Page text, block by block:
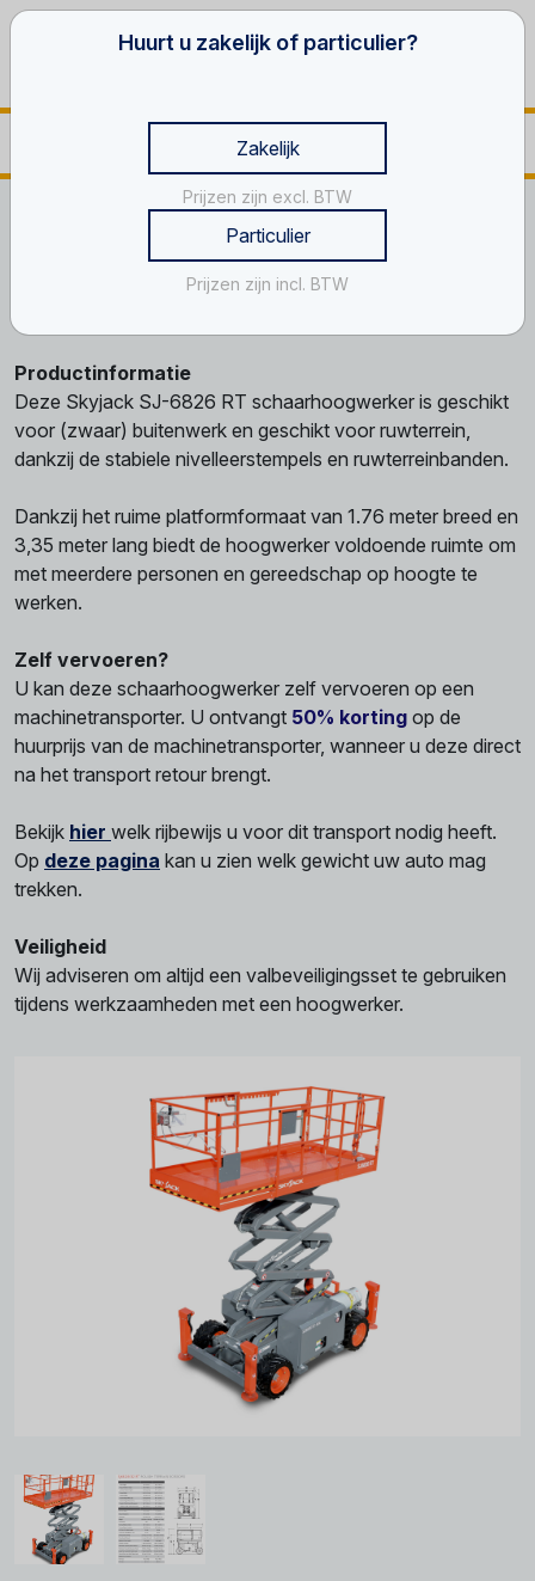
Werken op hoogte
Schaar hoogwerkers
Schaar, 10 m, ruwterrein
Productinformatie
Deze Skyjack SJ-6826 RT schaarhoogwerker is geschikt
voor (zwaar) buitenwerk en geschikt voor ruwterrein,
dankzij de stabiele nivelleerstempels en ruwterreinbanden.
Dankzij het ruime platformformaat van 1.76 meter breed en
3,35 meter lang biedt de hoogwerker voldoende ruimte om
met meerdere personen en gereedschap op hoogte te
werken.
Zelf vervoeren?
U kan deze schaarhoogwerker zelf vervoeren op een
machinetransporter. U ontvangt 50% korting op de
huurprijs van de machinetransporter, wanneer u deze direct
na het transport retour brengt.
Bekijk hier welk rijbewijs u voor dit transport nodig heeft.
Op deze pagina kan u zien welk gewicht uw auto mag
trekken.
Veiligheid
Wij adviseren om altijd een valbeveiligingsset te gebruiken
tijdens werkzaamheden met een hoogwerker.
Huurt u zakelijk of particulier?
Zakelijk
Prijzen zijn excl. BTW
Particulier
Prijzen zijn incl. BTW